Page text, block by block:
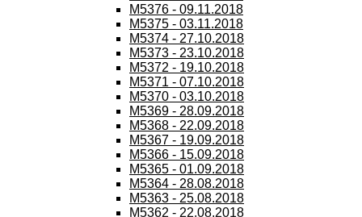
M5376 - 09.11.2018
M5375 - 03.11.2018
M5374 - 27.10.2018
M5373 - 23.10.2018
M5372 - 19.10.2018
M5371 - 07.10.2018
M5370 - 03.10.2018
M5369 - 28.09.2018
M5368 - 22.09.2018
M5367 - 19.09.2018
M5366 - 15.09.2018
M5365 - 01.09.2018
M5364 - 28.08.2018
M5363 - 25.08.2018
M5362 - 22.08.2018